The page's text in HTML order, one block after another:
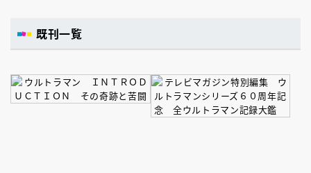
既刊一覧